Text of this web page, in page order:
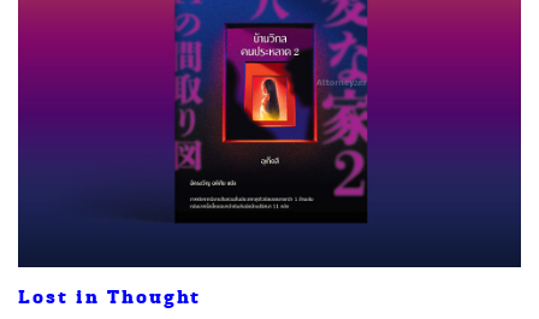
Lost in Thought
SHARE TWEET LINE EMAIL